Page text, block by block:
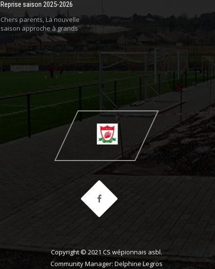
Reprise saison 2025-2026
Chers parents, La nouvelle
saison approche à grands
Copyright © 2021 CS wépionnais asbl.
Community Manager: Delphine Legros